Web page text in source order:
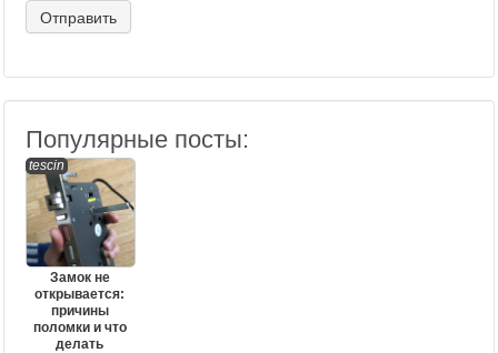
Популярные посты:
tescin
Замок не
открывается:
причины
поломки и что
делать